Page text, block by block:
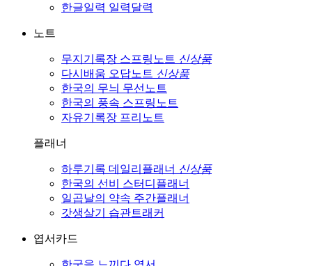
한글일력 일력달력
노트
무지기록장 스프링노트 신상품
다시배움 오답노트 신상품
한국의 무늬 무선노트
한국의 풍속 스프링노트
자유기록장 프리노트
플래너
하루기록 데일리플래너 신상품
한국의 선비
스터디플래너
일곱날의 약속 주간플래너
갓생살기
습관트래커
엽서카드